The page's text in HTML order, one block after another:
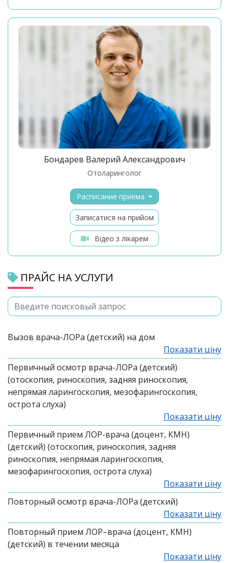
Бондарев Валерий Александрович
отоларинголог
Расписание приёма
Записатися на прийом
Відео з лікарем
ПРАЙС НА УСЛУГИ
Вызов врача-ЛОРа (детский) на дом
Показати ціну
Первичный осмотр врача-ЛОРа (детский)
(отоскопия, риноскопия, задняя риноскопия,
непрямая ларингоскопия, мезофарингоскопия,
острота слуха)
Показати ціну
Первичный прием ЛОР-врача (доцент, КМН)
(детский) (отоскопия, риноскопия, задняя
риноскопия, непрямая ларингоскопия,
мезофарингоскопия, острота слуха)
Показати ціну
Повторный осмотр врача-ЛОРа (детский)
Показати ціну
Повторный прием ЛОР–врача (доцент, КМН)
(детский) в течении месяца
Показати ціну